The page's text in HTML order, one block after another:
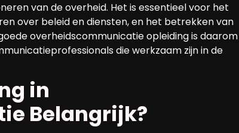
van de overheid. Het is essentieel voor het
over beleid en diensten, en het betrekken van
overheidscommunicatie opleiding is daarom
die werkzaam zijn in de
in
Belangrijk?